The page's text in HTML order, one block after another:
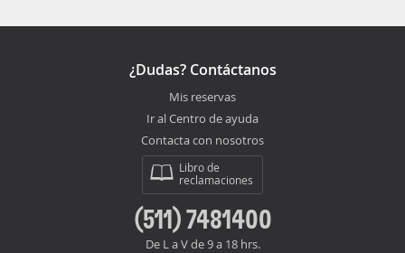
¿Dudas? Contáctanos
Mis reservas
Ir al Centro de ayuda
Contacta con nosotros
Libro de
reclamaciones
(511) 7481400
De L a V de 9 a 18 hrs.